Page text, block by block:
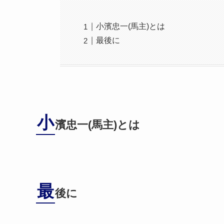
小濱忠一(馬主)とは
最後に
小濱忠一(馬主)とは
最後に